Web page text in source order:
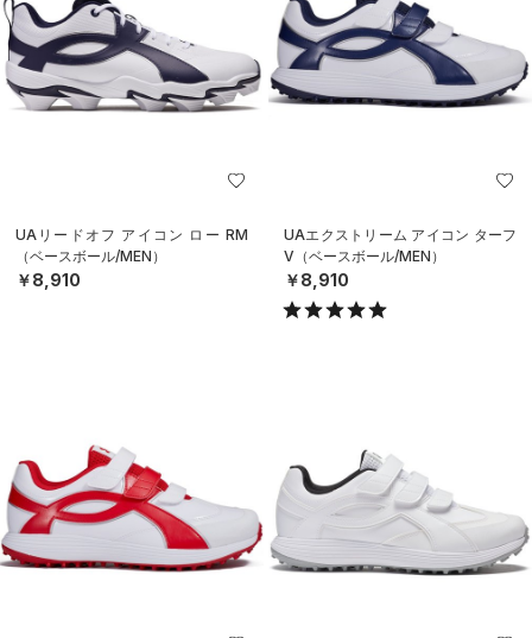
UAリードオフ アイコン ロー RM
（ベースボール/MEN）
￥8,910
UAエクストリーム アイコン ターフ
V（ベースボール/MEN）
￥8,910